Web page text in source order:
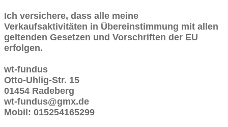
Ich versichere, dass alle meine
Verkaufsaktivitäten in Übereinstimmung mit allen
geltenden Gesetzen und Vorschriften der EU
erfolgen.
wt-fundus
Otto-Uhlig-Str. 15
01454 Radeberg
wt-fundus@gmx.de
Mobil: 015254165299